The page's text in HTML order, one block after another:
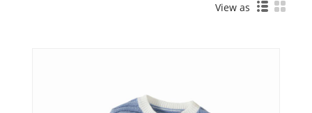
View as